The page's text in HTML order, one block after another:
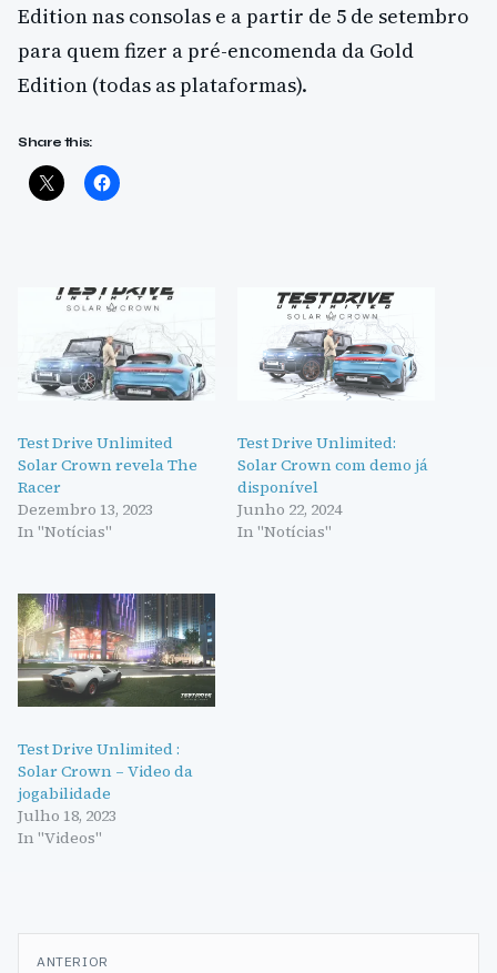
Edition nas consolas e a partir de 5 de setembro
para quem fizer a pré-encomenda da Gold
Edition (todas as plataformas).
Share this:
Test Drive Unlimited
Solar Crown revela The
Racer
Dezembro 13, 2023
In "Notícias"
Test Drive Unlimited:
Solar Crown com demo já
disponível
Junho 22, 2024
In "Notícias"
Test Drive Unlimited :
Solar Crown – Video da
jogabilidade
Julho 18, 2023
In "Videos"
Navegação
ANTERIOR